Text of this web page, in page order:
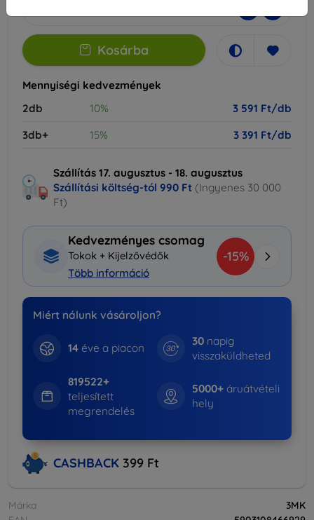
Kosárba
Mennyiségi kedvezmények
2db
10%
3 591 Ft/db
3db+
15% 3 391 Ft/db
Szállítás 17. augusztus - 18. augusztus
Szállítási költség-tól 990 Ft (Ingyenes 30 000
Ft)
Kedvezményes csomag
Tokok + Kijelzővédők
Több információ
-15%
Miért nálunk vásároljon?
14éve a piacon
30 napig
visszaküldheted
819522+
teljesített
megrendelés
5000+ áruátvételi
hely
CASHBACK 399 Ft
Márka
3MK